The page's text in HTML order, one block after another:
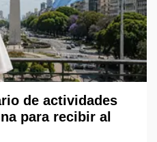
de actividades
para recibir al